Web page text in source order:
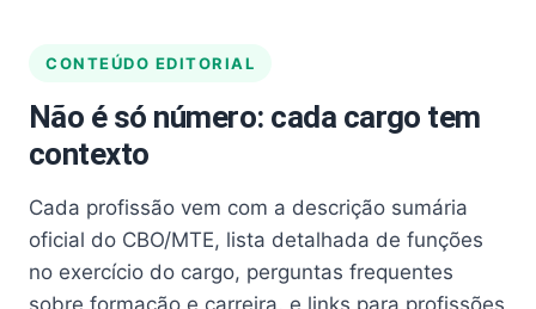
CONTEÚDO EDITORIAL
Não é só número: cada cargo tem
contexto
Cada profissão vem com a descrição sumária
oficial do CBO/MTE, lista detalhada de funções
no exercício do cargo, perguntas frequentes
sobre formação e carreira, e links para profissões